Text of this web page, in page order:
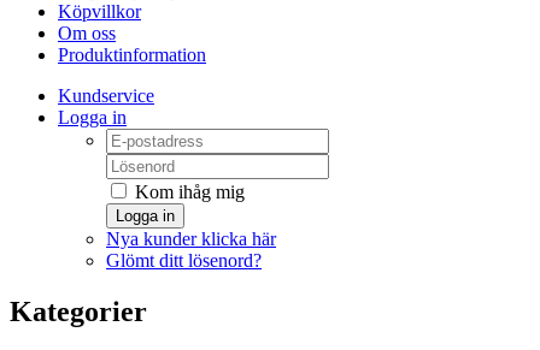
Köpvillkor
Om oss
Produktinformation
Kundservice
Logga in
Kom ihåg mig
Logga in
Nya kunder klicka här
Glömt ditt lösenord?
Kategorier